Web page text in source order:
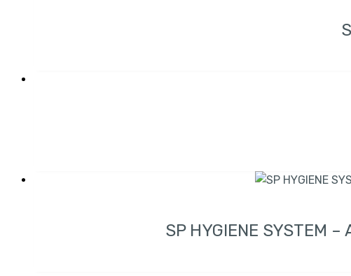
SP HYGIENE SYSTEM